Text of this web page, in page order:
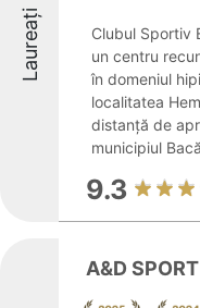
Laureați
Clubul Sportiv
un centru
în domeniul
localitatea
distanță de
municipiul
9.3
A&D SPORT